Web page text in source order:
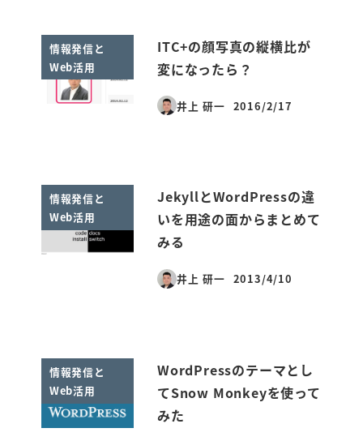
情報発信と
Web活用
ITC+の顔写真の縦横比が
変になったら？
井上 研一
投稿日
2016/2/17
情報発信と
Web活用
JekyllとWordPressの違
いを用途の面からまとめて
みる
井上 研一
投稿日
2013/4/10
情報発信と
Web活用
WordPressのテーマとし
てSnow Monkeyを使って
みた